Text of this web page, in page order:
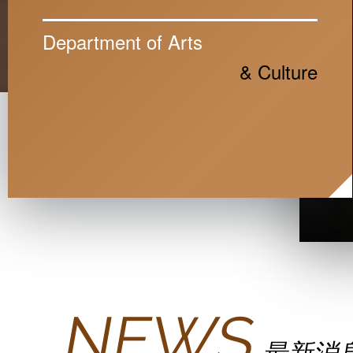
Department of Arts
& Culture